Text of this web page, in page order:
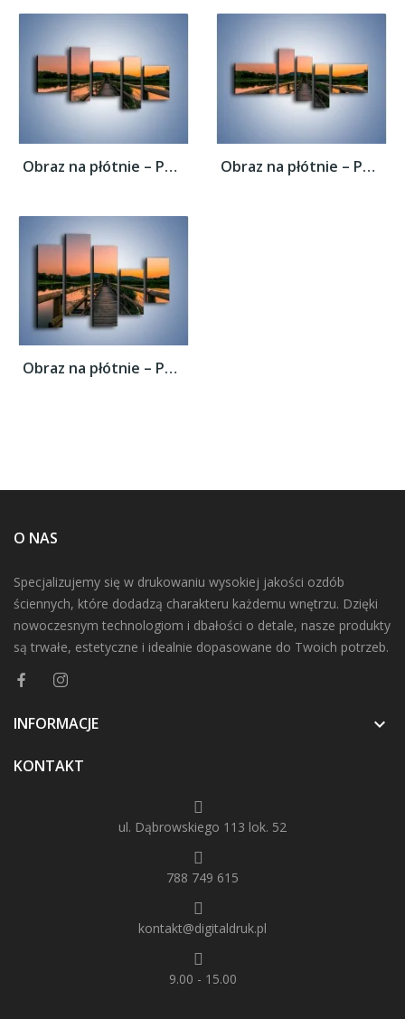
Obraz na płótnie – Pewnym krokiem na druga... Obraz na płótnie – Pewnym krokiem na druga...
Obraz na płótnie – Pewnym krokiem na druga...
O NAS
Specjalizujemy się w drukowaniu wysokiej jakości ozdób
ściennych, które dodadzą charakteru każdemu wnętrzu. Dzięki
nowoczesnym technologiom i dbałości o detale, nasze produkty
są trwałe, estetyczne i idealnie dopasowane do Twoich potrzeb.
INFORMACJE 
KONTAKT
ul. Dąbrowskiego 113 lok. 52
788 749 615
kontakt@digitaldruk.pl
9.00 - 15.00